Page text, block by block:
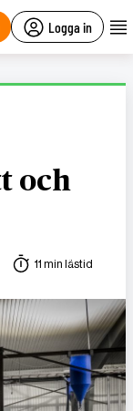
Logga in
och
11 min lästid